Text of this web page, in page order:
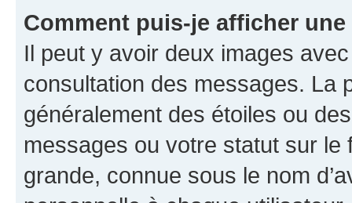
Comment puis-je afficher
Il peut y avoir deux images
consultation des messages. La
généralement des étoiles ou
messages ou votre statut sur
grande, connue sous le nom